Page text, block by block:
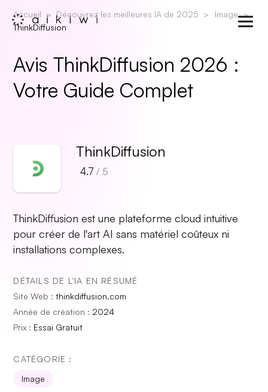
Accueil Découvrez les meilleures IA de 2025
Image
ThinkDiffusion
Avis ThinkDiffusion 2026 :
Votre Guide Complet
ThinkDiffusion
4.7 / 5
ThinkDiffusion est une plateforme cloud intuitive
pour créer de l'art AI sans matériel coûteux ni
installations complexes.
DÉTAILS DE L'IA EN RÉSUMÉ
Site Web :thinkdiffusion.com
Année de création : 2024
Prix : Essai Gratuit
CATÉGORIE :
Image